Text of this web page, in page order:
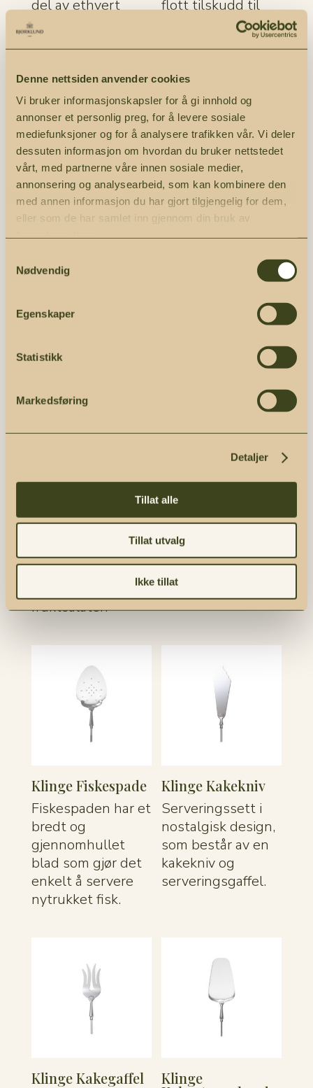
Denne nettsiden anvender cookies
Vi bruker informasjonskapsler for å gi innhold og
annonser et personlig preg, for å levere sosiale
mediefunksjoner og for å analysere trafikken vår. Vi deler
dessuten informasjon om hvordan du bruker nettstedet
vårt, med partnerne våre innen sosiale medier,
annonsering og analysearbeid, som kan kombinere den
med annen informasjon du har gjort tilgjengelig for dem,
eller som de har samlet inn gjennom din bruk av
Nødvendig
Egenskaper
Statistikk
Markedsføring
Detaljer
Tillat alle
Tillat utvalg
Ikke tillat
del av ethvert
serveringssett.
flott tilskudd til
ethvert kjøkken.
Klinge Salatskje
Klinge salatskje er
et stilrent og
funksjonelt
redskap for å
salater. Laget av
rustfritt stål,
enkelt å rengjøre.
og det elegante
designet gjør den
til et flott tilskudd
spisebord. Perfekt
for grønnsaks-,
fruktsalater.
Klinge Smørekniv
Klinge Fiskespade
Fiskespaden har et
bredt og
gjennomhullet
blad som gjør det
enkelt å servere
nytrukket fisk.
Klinge Kakekniv
Serveringssett i
nostalgisk design,
som består av en
kakekniv og
serveringsgaffel.
Klinge Kakegaffel Klinge